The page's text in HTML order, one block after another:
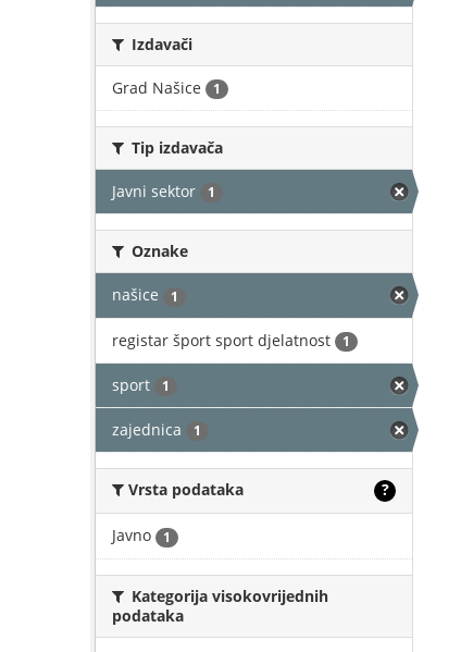
Izdavači
Grad Našice 1
Tip izdavača
Javni sektor 1
Oznake
našice 1
registar šport sport djelatnost 1
sport 1
zajednica 1
Vrsta podataka ?
Javno 1
Kategorija visokovrijednih
podataka